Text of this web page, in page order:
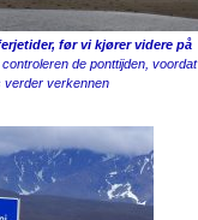
før vi kjører videre på
de ponttijden, voordat
verder verkennen